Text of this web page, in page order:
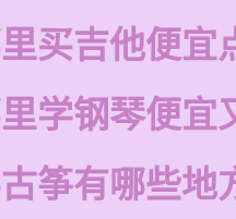
买吉他便宜
学钢琴便宜
筝有哪些地